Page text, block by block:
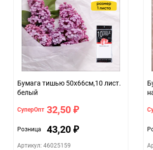
Бумага тишью 50х66см,10 лист.
белый
СуперОпт 32,50 ₽
Розница 43,20 ₽
Артикул: 46025159